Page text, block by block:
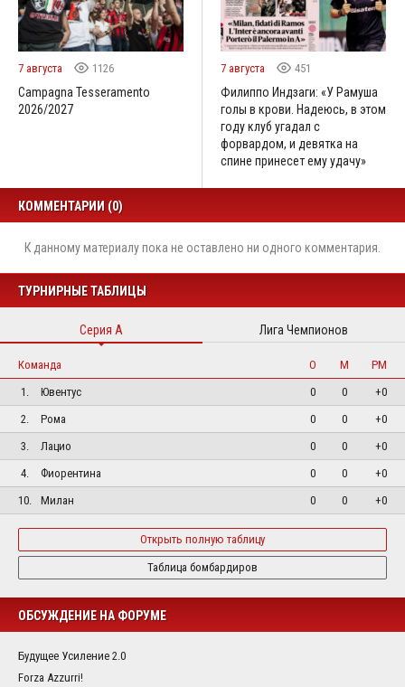
7 августа 1126
Campagna Tesseramento
2026/2027
7 августа 451
Филиппо Индзаги: «У Рамуша
голы в крови. Надеюсь, в этом
году клуб угадал с
форвардом, и девятка на
спине принесет ему удачу»
КОММЕНТАРИИ (0)
К данному материалу пока не оставлено ни одного комментария.
ТУРНИРНЫЕ ТАБЛИЦЫ
Серия А Лига Чемпионов
Команда О М
РМ
1.
Ювентус 0 0
+0
2.
Рома 0 0
+0
3.
Лацио 0 0
+0
4.
Фиорентина 0 0
+0
10.
Милан 0 0 +0
Открыть полную таблицу
Таблица бомбардиров
ОБСУЖДЕНИЕ НА ФОРУМЕ
Будущее Усиление 2.0
Forza Azzurri!